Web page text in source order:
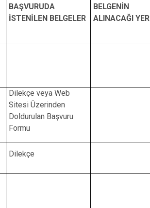
BAŞVURUDA
İSTENİLEN BELGELER
BELGENİN
ALINACAĞI YER
Dilekçe veya Web
Sitesi Üzerinden
Doldurulan Başvuru
Formu
Dilekçe